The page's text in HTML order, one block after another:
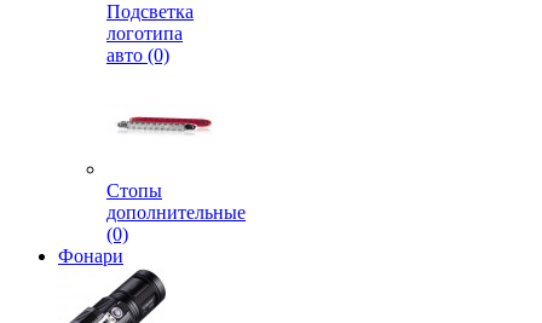
Подсветка
логотипа
авто (0)
Стопы
дополнительные
(0)
Фонари